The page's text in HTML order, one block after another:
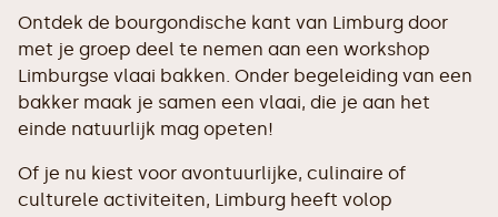
Ontdek de bourgondische kant van Limburg door
met je groep deel te nemen aan een workshop
Limburgse vlaai bakken. Onder begeleiding van een
bakker maak je samen een vlaai, die je aan het
einde natuurlijk mag opeten!
Of je nu kiest voor avontuurlijke, culinaire of
culturele activiteiten, Limburg heeft volop